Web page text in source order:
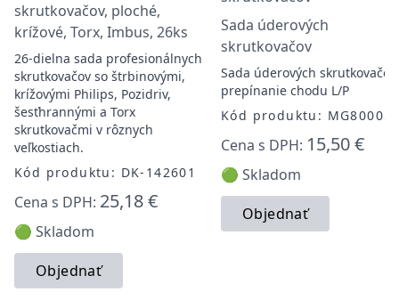
skrutkovačov, ploché,
krížové, Torx, Imbus, 26ks
26-dielna sada profesionálnych
skrutkovačov so štrbinovými,
krížovými Philips, Pozidriv,
šesťhrannými a Torx
skrutkovačmi v rôznych
veľkostiach.
Kód produktu: DK-142601
Cena s DPH: 25,18 €
🟢 Skladom
Objednať
Sada úderových
skrutkovačov
Sada úderových skrutkovačov,
prepínanie chodu L/P
Kód produktu: MG80005
Cena s DPH: 15,50 €
🟢 Skladom
Objednať